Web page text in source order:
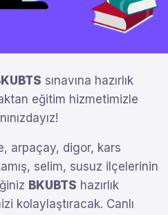
sınavına hazırlık
eğitim hizmetimizle
arpaçay, digor, kars
selim, susuz ilçelerinin
BKUBTS hazırlık
kolaylaştıracak. Canlı